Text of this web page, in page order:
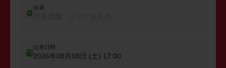
出発
出発日時
2026年08月08日 (土) 17:00